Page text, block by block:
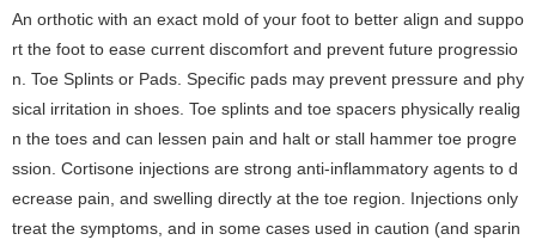
An orthotic with an exact mold of your foot to better align and suppo
rt the foot to ease current discomfort and prevent future progressio
n. Toe Splints or Pads. Specific pads may prevent pressure and phy
sical irritation in shoes. Toe splints and toe spacers physically realig
n the toes and can lessen pain and halt or stall hammer toe progre
ssion. Cortisone injections are strong anti-inflammatory agents to d
ecrease pain, and swelling directly at the toe region. Injections only
treat the symptoms, and in some cases used in caution (and sparin